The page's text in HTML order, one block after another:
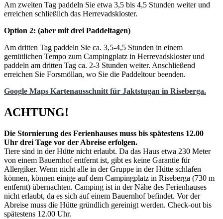
Am zweiten Tag paddeln Sie etwa 3,5 bis 4,5 Stunden weiter und
erreichen schließlich das Herrevadskloster.
Option 2: (aber mit drei Paddeltagen)
Am dritten Tag paddeln Sie ca. 3,5-4,5 Stunden in einem
gemütlichen Tempo zum Campingplatz in Herrevadskloster und
paddeln am dritten Tag ca. 2-3 Stunden weiter. Anschließend
erreichen Sie Forsmöllan, wo Sie die Paddeltour beenden.
Google Maps Kartenausschnitt für Jaktstugan in Riseberga.
ACHTUNG!
Die Stornierung des Ferienhauses muss bis spätestens 12.00
Uhr drei Tage vor der Abreise erfolgen.
Tiere sind in der Hütte nicht erlaubt. Da das Haus etwa 230 Meter
von einem Bauernhof entfernt ist, gibt es keine Garantie für
Allergiker. Wenn nicht alle in der Gruppe in der Hütte schlafen
können, können einige auf dem Campingplatz in Riseberga (730 m
entfernt) übernachten. Camping ist in der Nähe des Ferienhauses
nicht erlaubt, da es sich auf einem Bauernhof befindet. Vor der
Abreise muss die Hütte gründlich gereinigt werden. Check-out bis
spätestens 12.00 Uhr.